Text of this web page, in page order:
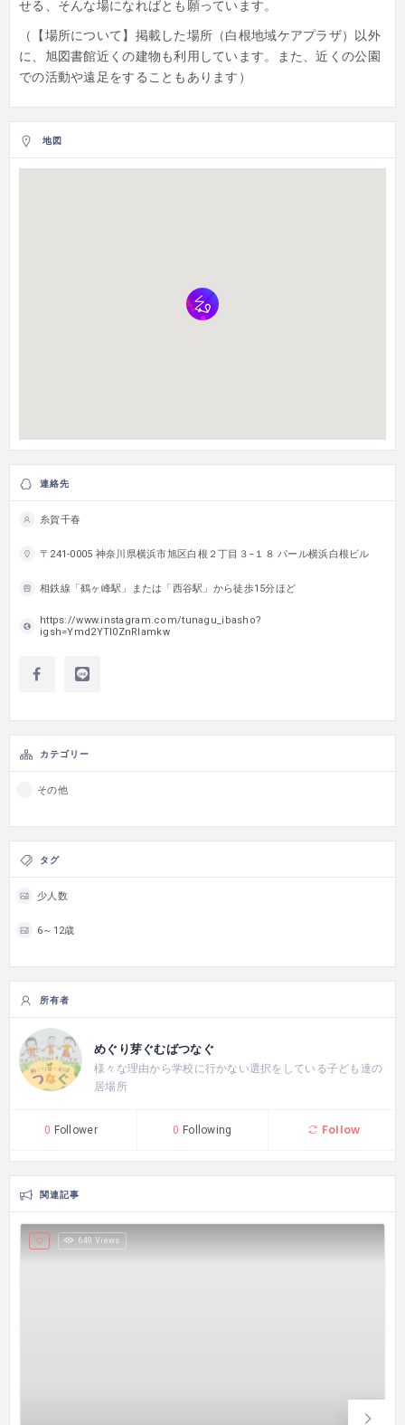
せる、そんな場になればとも願っています。
（【場所について】掲載した場所（白根地域ケアプラザ）以外
に、旭図書館近くの建物も利用しています。また、近くの公園
での活動や遠足をすることもあります）
地図
連絡先
糸賀千春
〒241-0005 神奈川県横浜市旭区白根２丁目３−１８ パール横浜白根ビル
相鉄線「鶴ヶ峰駅」または「西谷駅」から徒歩15分ほど
https://www.instagram.com/tunagu_ibasho?
igsh=Ymd2YTI0ZnRlamkw
カテゴリー
その他
タグ
少人数
6～12歳
所有者
めぐり芽ぐむばつなぐ
様々な理由から学校に行かない選択をしている子ども達の
居場所
0 Follower 0 Following Follow
関連記事
649 Views